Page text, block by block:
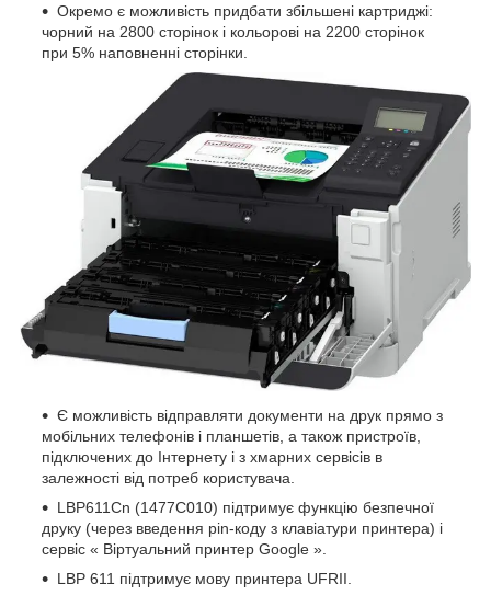
Окремо є можливість придбати збільшені картриджі:
чорний на 2800 сторінок і кольорові на 2200 сторінок
при 5% наповненні сторінки.
Є можливість відправляти документи на друк прямо з
мобільних телефонів і планшетів, а також пристроїв,
підключених до Інтернету і з хмарних сервісів в
залежності від потреб користувача.
LBP611Cn (1477C010) підтримує функцію безпечної
друку (через введення pin-коду з клавіатури принтера) і
сервіс « Віртуальний принтер Google ».
LBP 611 підтримує мову принтера UFRII.